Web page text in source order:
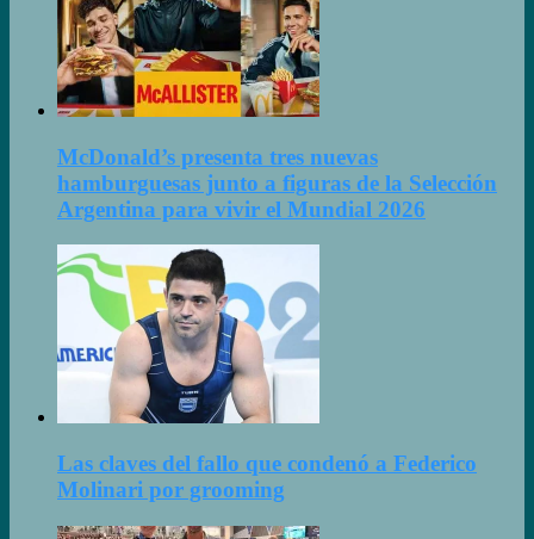
McDonald’s presenta tres nuevas
hamburguesas junto a figuras de la Selección
Argentina para vivir el Mundial 2026
Las claves del fallo que condenó a Federico
Molinari por grooming